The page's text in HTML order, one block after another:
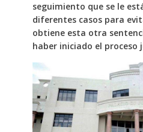
seguimiento que se le
diferentes casos para
obtiene esta otra
haber iniciado el proceso